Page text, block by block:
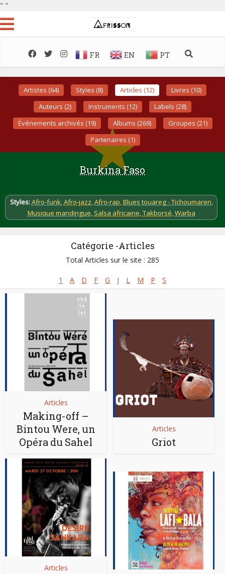
" "
FR EN PT
Artistes (64) Styles (8) Articles (12)
Livres (10)
Auteurs (2)
Instruments (12)
Labels (28)
Événements archivés (19)
Albums (269)
Groupes (21)
Partenaires (1)
Burkina Faso
Styles:Afro-funk,Afro-jazz,Afro-rap,Blues touareg - Tichoumaren,
Musique mandingue, Salsa africaine,Takborsé,Warba
Catégorie -Articles
Total Articles sur le site : 285
1 A D F G J L M P S
Articles
Making-off –
Bintou Were, un
Opéra du Sahel
Articles
Griot
Articles